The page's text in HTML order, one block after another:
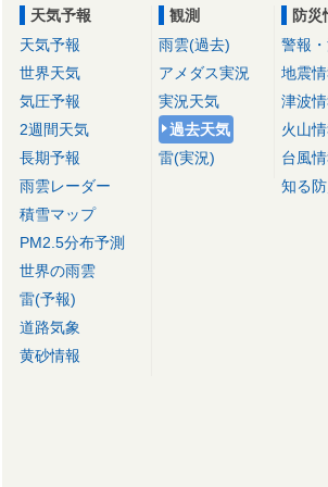
天気予報
天気予報
世界天気
気圧予報
2週間天気
長期予報
雨雲レーダー
積雪マップ
PM2.5分布予測
世界の雨雲
雷(予報)
道路気象
黄砂情報
観測
雨雲(過去)
アメダス実況
実況天気
過去天気
雷(実況)
防災
警報
地震
津波
火山
台風
知る